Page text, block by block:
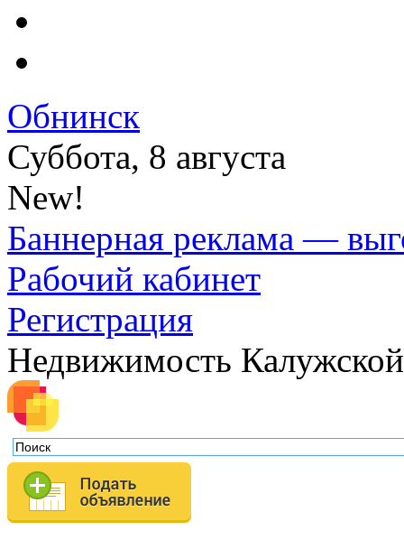
Обнинск
Суббота, 8 августа
New!
Баннерная реклама —
Рабочий кабинет
Регистрация
Недвижимость